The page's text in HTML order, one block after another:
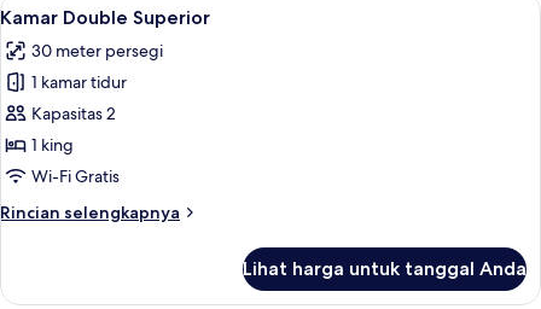
Deluks
semua
foto
untuk
Kamar
Double
Superior
6
Kamar Double Superior
30 meter persegi
1 kamar tidur
Kapasitas 2
1 king
Wi-Fi Gratis
Rincian selengkapnya
Rincian
Kamar
Lihat harga untuk tanggal Anda